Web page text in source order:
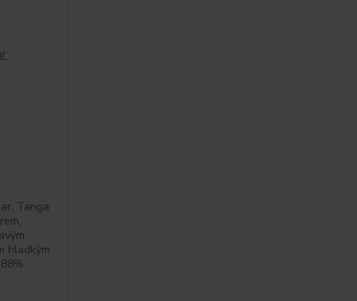
Tanga
hladkým